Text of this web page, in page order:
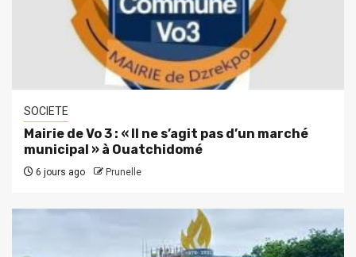
SOCIETE
Mairie de Vo 3 : « Il ne s’agit pas d’un marché
municipal » à Ouatchidomé
6 jours ago Prunelle